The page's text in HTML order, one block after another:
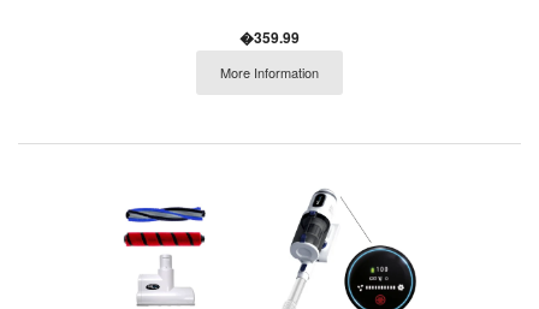
�359.99
More Information